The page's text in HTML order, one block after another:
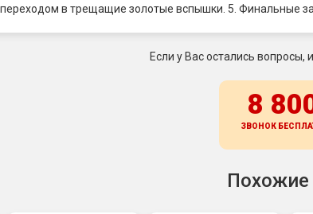
в трещащие золотые вспышки. 5. Финальные
Если у Вас остались вопросы,
8
ЗВОНОК
Похожие